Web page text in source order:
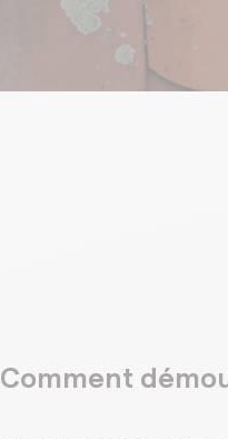
Comment